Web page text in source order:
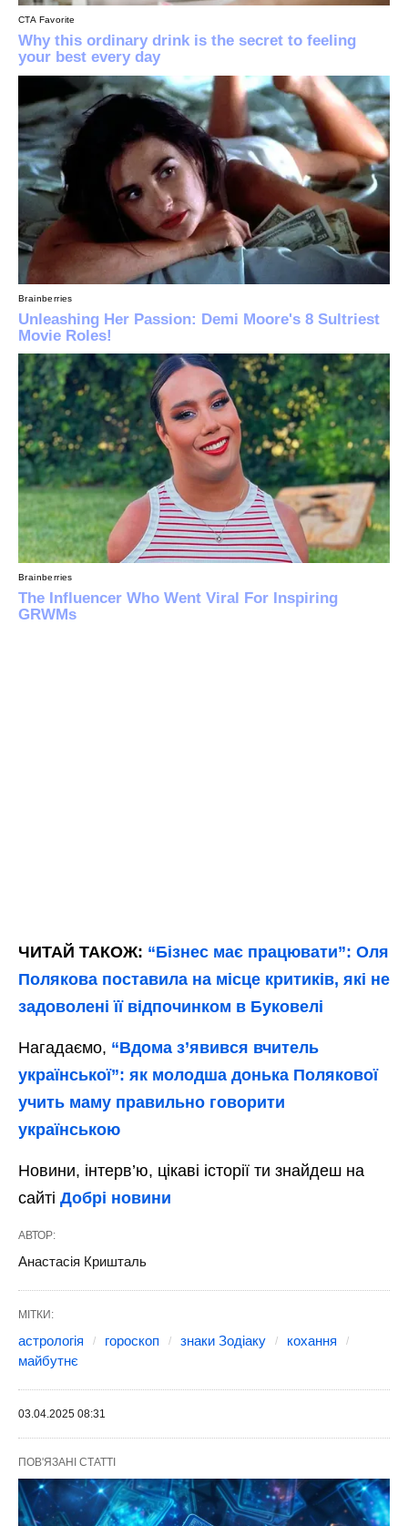
ЧИТАЙ ТАКОЖ: “Бізнес має працювати”: Оля
Полякова поставила на місце критиків, які не
задоволені її відпочинком в Буковелі
Нагадаємо, “Вдома з’явився вчитель
української”: як молодша донька Полякової
учить маму правильно говорити
українською
Новини, інтерв’ю, цікаві історії ти знайдеш на
сайті Добрі новини
АВТОР:
Анастасія Кришталь
МІТКИ:
астрологія гороскоп знаки Зодіаку
кохання
майбутнє
03.04.2025 08:31
ПОВ'ЯЗАНІ СТАТТІ